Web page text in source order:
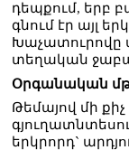
դեպքում, երբ
գնում էր այլ
Խաչատուրովը
տեղական
Օրգանական
Թեմայով մի
երկրորդ`